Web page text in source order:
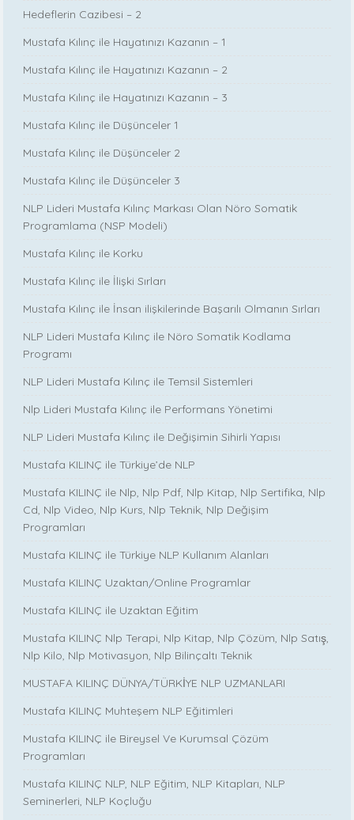
Hedeflerin Cazibesi – 2
Mustafa Kılınç ile Hayatınızı Kazanın – 1
Mustafa Kılınç ile Hayatınızı Kazanın – 2
Mustafa Kılınç ile Hayatınızı Kazanın – 3
Mustafa Kılınç ile Düşünceler 1
Mustafa Kılınç ile Düşünceler 2
Mustafa Kılınç ile Düşünceler 3
NLP Lideri Mustafa Kılınç Markası Olan Nöro Somatik
Programlama (NSP Modeli)
Mustafa Kılınç ile Korku
Mustafa Kılınç ile İlişki Sırları
Mustafa Kılınç ile İnsan ilişkilerinde Başarılı Olmanın Sırları
NLP Lideri Mustafa Kılınç ile Nöro Somatik Kodlama
Programı
NLP Lideri Mustafa Kılınç ile Temsil Sistemleri
Nlp Lideri Mustafa Kılınç ile Performans Yönetimi
NLP Lideri Mustafa Kılınç ile Değişimin Sihirli Yapısı
Mustafa KILINÇ ile Türkiye’de NLP
Mustafa KILINÇ ile Nlp, Nlp Pdf, Nlp Kitap, Nlp Sertifika, Nlp
Cd, Nlp Video, Nlp Kurs, Nlp Teknik, Nlp Değişim
Programları
Mustafa KILINÇ ile Türkiye NLP Kullanım Alanları
Mustafa KILINÇ Uzaktan/Online Programlar
Mustafa KILINÇ ile Uzaktan Eğitim
Mustafa KILINÇ Nlp Terapi, Nlp Kitap, Nlp Çözüm, Nlp Satış,
Nlp Kilo, Nlp Motivasyon, Nlp Bilinçaltı Teknik
MUSTAFA KILINÇ DÜNYA/TÜRKİYE NLP UZMANLARI
Mustafa KILINÇ Muhteşem NLP Eğitimleri
Mustafa KILINÇ ile Bireysel Ve Kurumsal Çözüm
Programları
Mustafa KILINÇ NLP, NLP Eğitim, NLP Kitapları, NLP
Seminerleri, NLP Koçluğu